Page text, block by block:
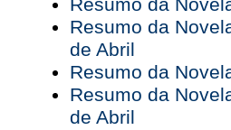
Resumo da
Resumo da
de Abril
Resumo da
Resumo da
de Abril